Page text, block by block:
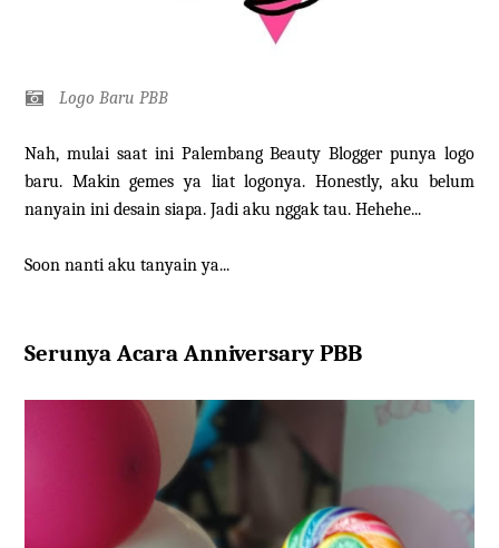
Logo Baru PBB
Nah, mulai saat ini Palembang Beauty Blogger punya logo
baru. Makin gemes ya liat logonya. Honestly, aku belum
nanyain ini desain siapa. Jadi aku nggak tau. Hehehe...
Soon nanti aku tanyain ya...
Serunya Acara Anniversary PBB